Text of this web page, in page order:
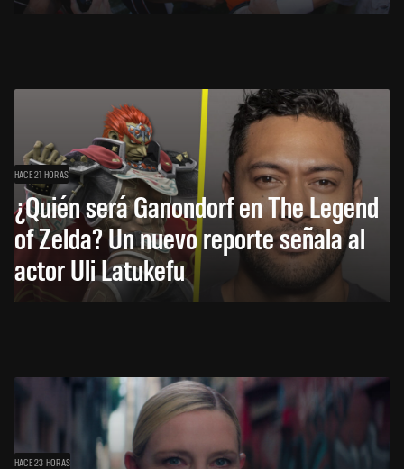
HACE 21 HORAS
¿Quién será Ganondorf en The Legend
of Zelda? Un nuevo reporte señala al
actor Uli Latukefu
HACE 23 HORAS